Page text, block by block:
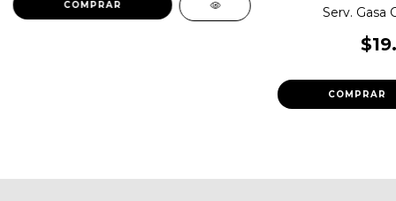
Serv. Gasa